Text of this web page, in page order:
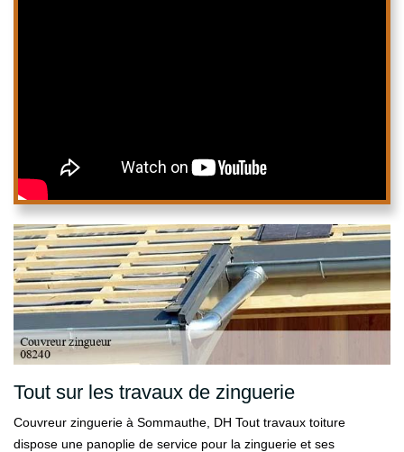
Tout sur les travaux de zinguerie
Couvreur zinguerie à Sommauthe, DH Tout travaux toiture
dispose une panoplie de service pour la zinguerie et ses